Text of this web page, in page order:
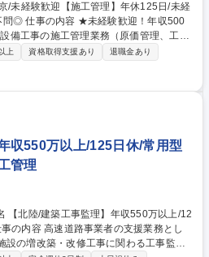
年収500
備工事の施工管理業務（原価管理、工程
。事業所から通勤可能な範囲で案件を請
【詳細】■施工図の作成
所様との打ち合わせ■協力会社様との打
やりがい】現場が完成するまでの過程
れた時にやりがいを感じます！ ※変更の
不問◎
上 資格取得支援あり
退職金あり
収550万以上/125日休/常用型
管理
設の増改築・改修工事に関わる工事監督